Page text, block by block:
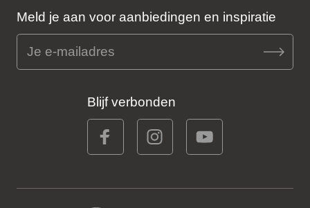
Meld je aan voor aanbiedingen en inspiratie
Blijf verbonden